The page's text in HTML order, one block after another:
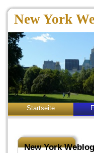
New York
Startseite
New York